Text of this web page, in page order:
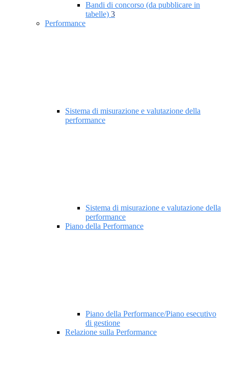
Bandi di concorso (da pubblicare in
tabelle) 3
Performance
Sistema di misurazione e valutazione della
performance
Sistema di misurazione e valutazione della
performance
Piano della Performance
Piano della Performance/Piano esecutivo
di gestione
Relazione sulla Performance